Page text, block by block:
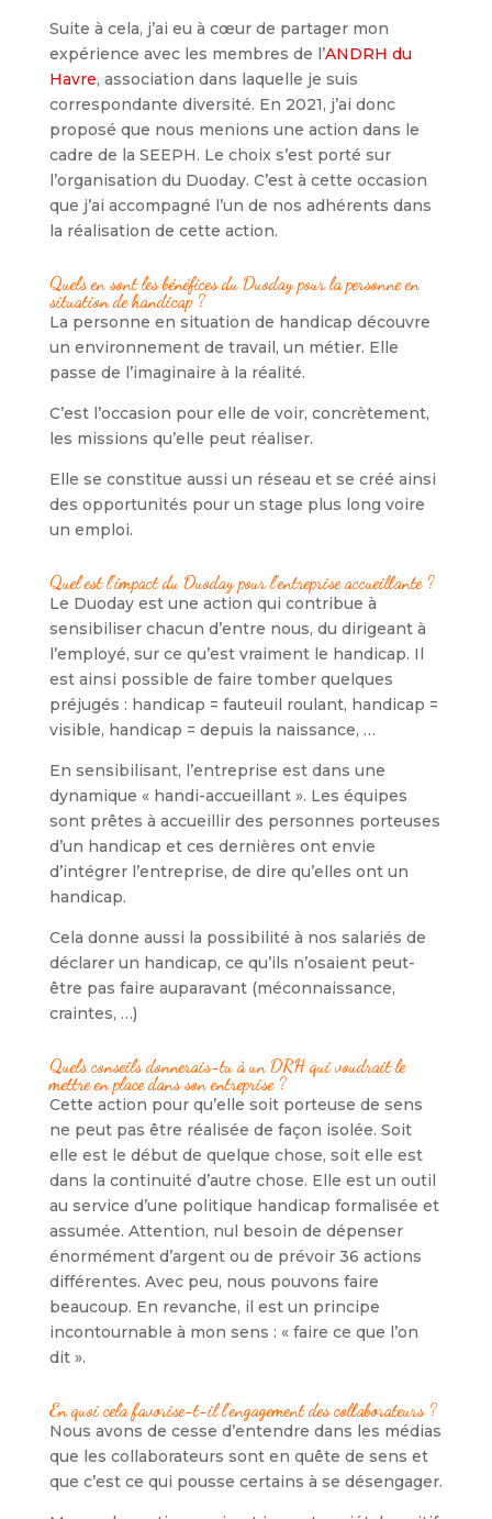
Suite à cela, j’ai eu à cœur de partager mon
expérience avec les membres de l’ANDRH du
Havre, association dans laquelle je suis
correspondante diversité. En 2021, j’ai donc
proposé que nous menions une action dans le
cadre de la SEEPH. Le choix s’est porté sur
l’organisation du Duoday. C’est à cette occasion
que j’ai accompagné l’un de nos adhérents dans
la réalisation de cette action.
Quels en sont les bénéfices du Duoday pour la personne en
situation de handicap ?
La personne en situation de handicap découvre
un environnement de travail, un métier. Elle
passe de l’imaginaire à la réalité.
C’est l’occasion pour elle de voir, concrètement,
les missions qu’elle peut réaliser.
Elle se constitue aussi un réseau et se créé ainsi
des opportunités pour un stage plus long voire
un emploi.
Quel est l’impact du Duoday pour l’entreprise accueillante ?
Le Duoday est une action qui contribue à
sensibiliser chacun d’entre nous, du dirigeant à
l’employé, sur ce qu’est vraiment le handicap. Il
est ainsi possible de faire tomber quelques
préjugés : handicap = fauteuil roulant, handicap =
visible, handicap = depuis la naissance, …
En sensibilisant, l’entreprise est dans une
dynamique « handi-accueillant ». Les équipes
sont prêtes à accueillir des personnes porteuses
d’un handicap et ces dernières ont envie
d’intégrer l’entreprise, de dire qu’elles ont un
handicap.
Cela donne aussi la possibilité à nos salariés de
déclarer un handicap, ce qu’ils n’osaient peut-
être pas faire auparavant (méconnaissance,
craintes, …)
Quels conseils donnerais-tu à un DRH qui voudrait le
mettre en place dans son entreprise ?
Cette action pour qu’elle soit porteuse de sens
ne peut pas être réalisée de façon isolée. Soit
elle est le début de quelque chose, soit elle est
dans la continuité d’autre chose. Elle est un outil
au service d’une politique handicap formalisée et
assumée. Attention, nul besoin de dépenser
énormément d’argent ou de prévoir 36 actions
différentes. Avec peu, nous pouvons faire
beaucoup. En revanche, il est un principe
incontournable à mon sens : « faire ce que l’on
dit ».
En quoi cela favorise-t-il l’engagement des collaborateurs ?
Nous avons de cesse d’entendre dans les médias
que les collaborateurs sont en quête de sens et
que c’est ce qui pousse certains à se désengager.